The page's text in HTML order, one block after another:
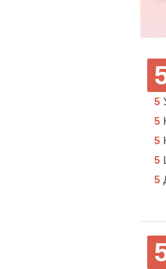
5
5
5
5
5